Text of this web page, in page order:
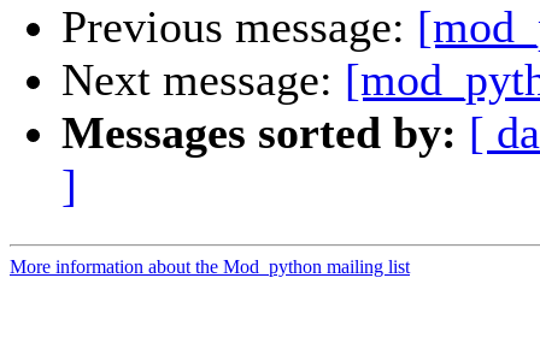
Previous message:
Next message:
Messages sorted by: [
]
More information about the Mod_python mailing list